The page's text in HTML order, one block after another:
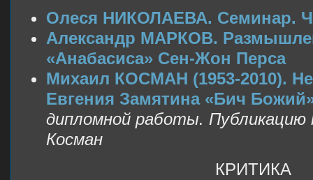
Олеся НИКОЛАЕВА. Семинар.
Александр МАРКОВ.
«Анабасиса» Сен-Жон Перса
Михаил КОСМАН (1953-2010).
Евгения Замятина «Бич
дипломной работы. Публикацию
Косман
КРИТИКА